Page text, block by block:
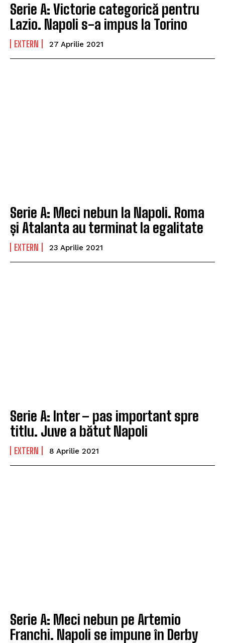
Serie A: Victorie categorică pentru
Lazio. Napoli s-a impus la Torino
EXTERN 27 Aprilie 2021
Serie A: Meci nebun la Napoli. Roma
și Atalanta au terminat la egalitate
EXTERN 23 Aprilie 2021
Serie A: Inter – pas important spre
titlu. Juve a bătut Napoli
EXTERN 8 Aprilie 2021
Serie A: Meci nebun pe Artemio
Franchi. Napoli se impune în Derby